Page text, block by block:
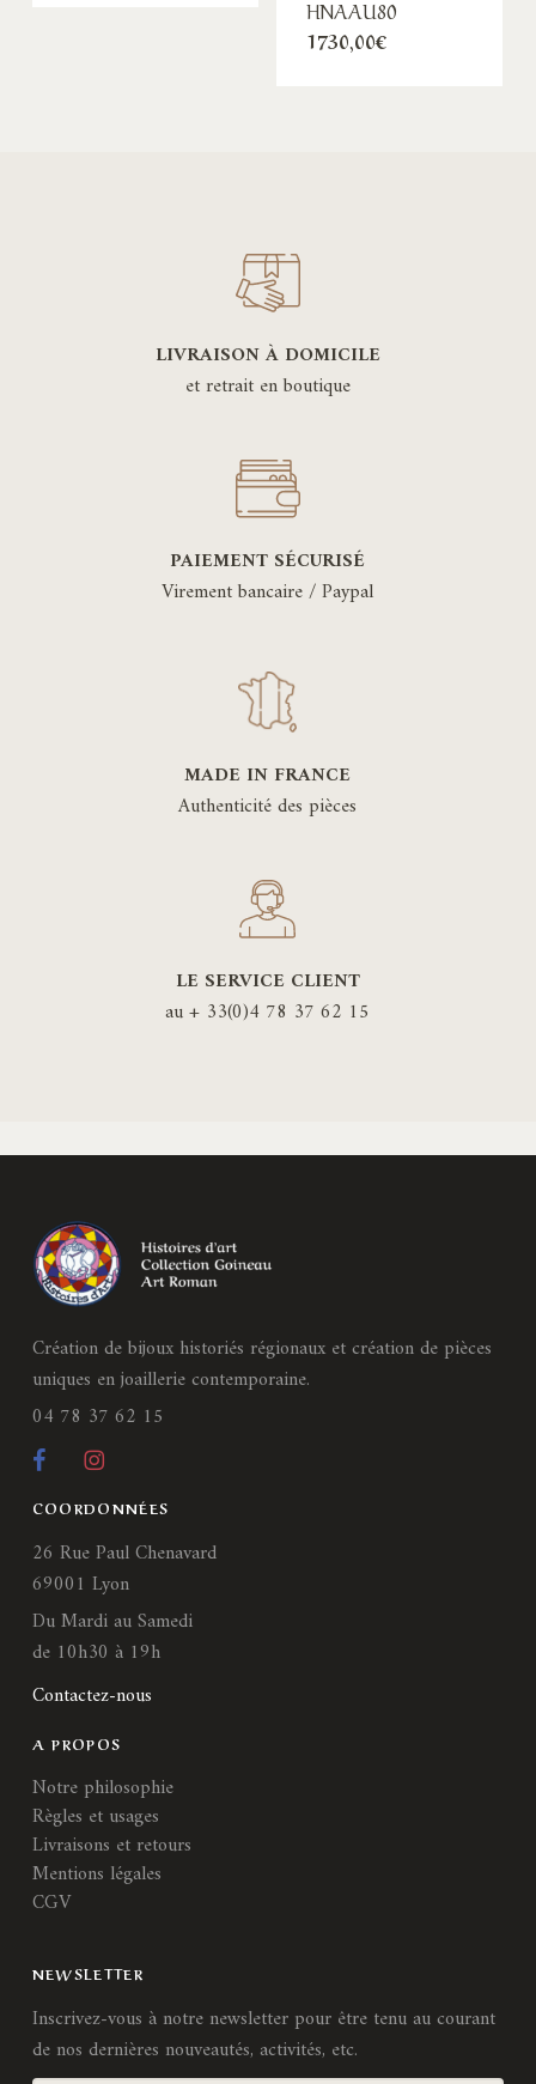
HNAAU80
1730,00€
LIVRAISON À DOMICILE
et retrait en boutique
PAIEMENT SÉCURISÉ
Virement bancaire / Paypal
MADE IN FRANCE
Authenticité des pièces
LE SERVICE CLIENT
au + 33(0)4 78 37 62 15
Création de bijoux historiés régionaux et création de pièces
uniques en joaillerie contemporaine.
04 78 37 62 15
COORDONNÉES
26 Rue Paul Chenavard
69001 Lyon
Du Mardi au Samedi
de 10h30 à 19h
Contactez-nous
A PROPOS
Notre philosophie
Règles et usages
Livraisons et retours
Mentions légales
CGV
NEWSLETTER
Inscrivez-vous à notre newsletter pour être tenu au courant
de nos dernières nouveautés, activités, etc.